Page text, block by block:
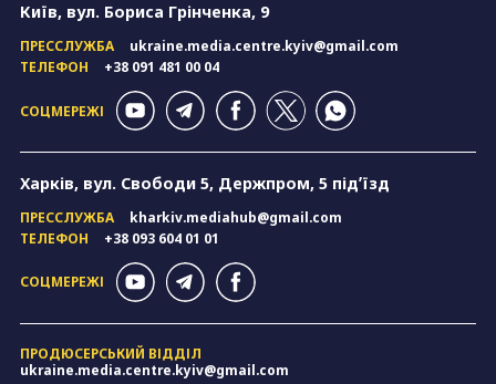
Київ, вул. Бориса Грінченка, 9
ПРЕССЛУЖБА
ukraine.media.centre.kyiv@gmail.com
ТЕЛЕФОН
+38 091 481 00 04
СОЦМЕРЕЖІ
Харків, вул. Свободи 5, Держпром, 5 підʼїзд
ПРЕССЛУЖБА
kharkiv.mediahub@gmail.com
ТЕЛЕФОН
+38 093 604 01 01
СОЦМЕРЕЖІ
ПРОДЮСЕРСЬКИЙ ВІДДІЛ
ukraine.media.centre.kyiv@gmail.com